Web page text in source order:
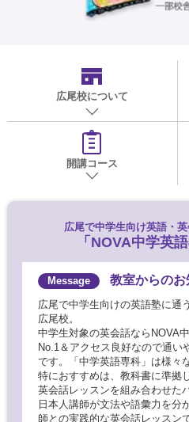
広尾校について
開講コース
広尾で中学生向け英語・
「NOVA中学英
教室からのお
広尾で中学生向けの英語塾に通
広尾校。
中学生対象の英会話ならNOVA
No.1＆アクセス良好なので通い
です。「中学英語専科」は様々
特におすすめは、教科書に準拠
英会話レッスンを組み合わせた
日本人講師が文法や語彙力を分
師との実践的な英会話レッスン